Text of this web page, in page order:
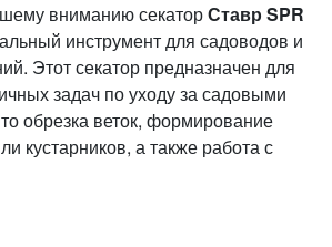
вниманию секаторСтавр SPR
инструмент для садоводов и
Этот секатор предназначен для
задач по уходу за садовыми
обрезка веток, формирование
кустарников, а также работа с